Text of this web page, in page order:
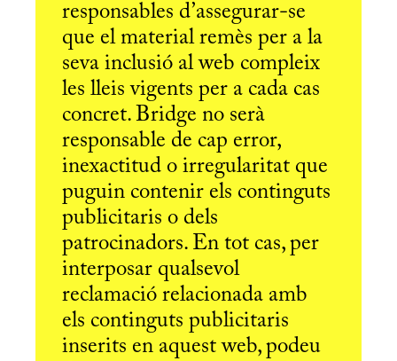
responsables d’assegurar-se
que el material remès per a la
seva inclusió al web compleix
les lleis vigents per a cada cas
concret. Bridge no serà
responsable de cap error,
inexactitud o irregularitat que
puguin contenir els continguts
publicitaris o dels
patrocinadors. En tot cas, per
interposar qualsevol
reclamació relacionada amb
els continguts publicitaris
inserits en aquest web, podeu